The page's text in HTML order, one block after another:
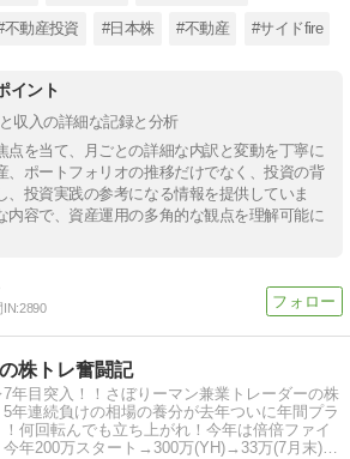
不動産投資 #日本株 #不動産 #サイドfire
イント
収入の詳細な記録と分析
点を当て、月ごとの詳細な内訳と変動を丁寧に
、ポートフォリオの推移だけでなく、投資の背
、投資実践の参考になる情報を提供していま
内容で、資産運用の多角的な観点を理解可能に
IN:2890
株トレ奮闘記
7年目突入！！さぼりーマン兼業トレーダーの株
年連続負けの相場の養分が去年ついに年間プラ
！何回転んでも立ち上がれ！今年は倍倍ファイ
今年200万スタート→300万(YH)→33万(7月末)→